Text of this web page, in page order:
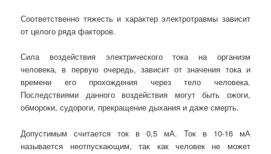
Соответственно тяжесть и характер электротравмы зависит
от целого ряда факторов.
Сила воздействия электрического тока на организм
человека, в первую очередь, зависит от значения тока и
времени его прохождения через тело человека.
Последствиями данного воздействия могут быть ожоги,
обмороки, судороги, прекращение дыхания и даже смерть.
Допустимым считается ток в 0,5 мА. Ток в 10-16 мА
называется неотпускающим, так как человек не может